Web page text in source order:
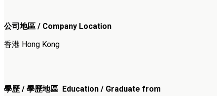
公司地區 / Company Location
香港 Hong Kong
學歷 / 學歷地區 Education / Graduate from